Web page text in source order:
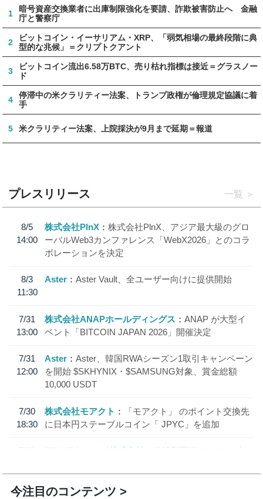
1
暗号資産交換業者に出庫制限強化を要請、詐欺被害防止へ 金融
庁と警察庁
2
ビットコイン・イーサリアム・XRP、「弱気相場の最終段階に典
型的な兆候」＝クリプトクアント
3
ビットコイン流出6.58万BTC、売り枯れ指標は接近＝グラスノー
ド
4
停滞中の米クラリティー法案、トランプ政権が倫理規定協議に着
手
5 米クラリティー法案、上院採決が9月まで延期＝報道
プレスリリース 一覧
8/5
14:00
株式会社PlnX
株式会社PlnX、アジア最大級のグロ
ーバルWeb3カンファレンス「WebX2026」とのコラ
ボレーションを決定
8/3
11:30
Aster Aster Vault、全ユーザー向けに提供開始
7/31
13:00
株式会社ANAPホールディングス
ANAP が大型イ
ベント「BITCOIN JAPAN 2026」開催決定
7/31
12:00
Aster
Aster、韓国RWAシーズン1取引キャンペーン
を開始 $SKHYNIX・$SAMSUNG対象、賞金総額
10,000 USDT
7/30
18:30
株式会社モアクト
「モアクト」 のポイント交換先
に日本円ステーブルコイン「 JPYC」を追加
7/29
SBI VCトレード株式会社
信託型円建てステーブル
今注目のコンテンツ